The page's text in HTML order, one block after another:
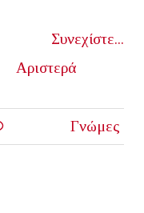
Συνεχίστε...
Αριστερά
Γνώμες